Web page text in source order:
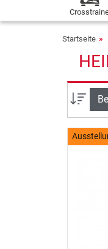
Startseite